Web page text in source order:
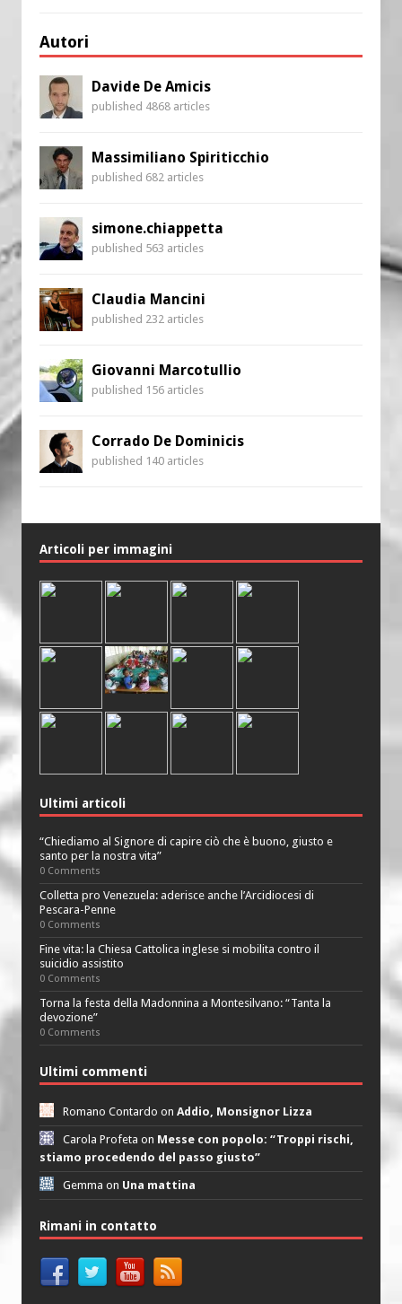
Autori
Davide De Amicis
published 4868 articles
Massimiliano Spiriticchio
published 682 articles
simone.chiappetta
published 563 articles
Claudia Mancini
published 232 articles
Giovanni Marcotullio
published 156 articles
Corrado De Dominicis
published 140 articles
Articoli per immagini
Ultimi articoli
“Chiediamo al Signore di capire ciò che è buono, giusto e
santo per la nostra vita”
0 Comments
Colletta pro Venezuela: aderisce anche l’Arcidiocesi di
Pescara-Penne
0 Comments
Fine vita: la Chiesa Cattolica inglese si mobilita contro il
suicidio assistito
0 Comments
Torna la festa della Madonnina a Montesilvano: “Tanta la
devozione”
0 Comments
Ultimi commenti
Romano Contardo on Addio, Monsignor Lizza
Carola Profeta on Messe con popolo: “Troppi rischi,
stiamo procedendo del passo giusto”
Gemma on Una mattina
Rimani in contatto